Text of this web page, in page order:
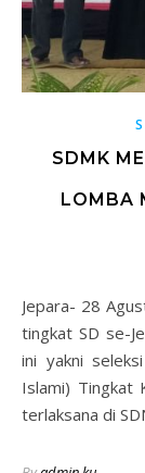
SDMK
LOMBA
Jepara- 28 Agustus 2024 telah terlaksana ajang bergengsi
tingkat SD se-
ini yakni
Islami) Tingkat
terlaksana di